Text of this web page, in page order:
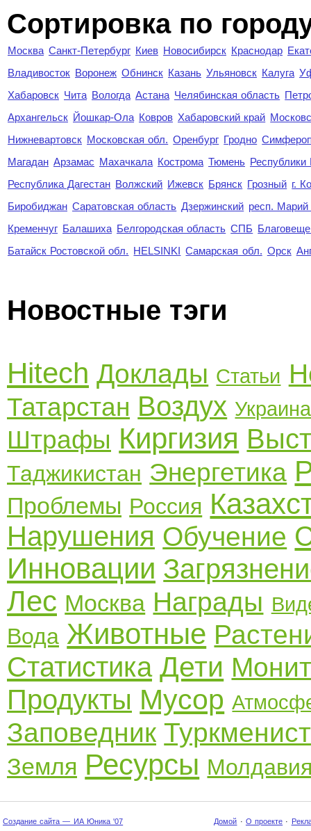
Cортировка по
Москва Санкт-Петербург Киев Новосибирск Краснодар
Владивосток Воронеж Обнинск Казань Ульяновск Калуга
Хабаровск Чита Вологда Астана Челябинская область
Архангельск Йошкар-Ола Ковров Хабаровский край
Нижневартовск Московская обл. Оренбург Гродно
Магадан Арзамас Махачкала Кострома Тюмень Республики
Республика Дагестан Волжский Ижевск Брянск Грозный г.
Биробиджан Саратовская область Дзержинский респ.
Кременчуг Балашиха Белгородская область СПБ
Батайск Ростовской обл. HELSINKI Самарская обл. Орск
Новостные тэги
Hitech Доклады Статьи
Татарстан Воздух Украина
Штрафы Киргизия
Таджикистан Энергетика
Проблемы Россия
Нарушения Обучение
Инновации
Лес Москва Награды
Вода Животные
Статистика Дети
Продукты Мусор
Заповедник
Земля Ресурсы
Создание сайта — ИА Юника '07 Домой · О проекте ·